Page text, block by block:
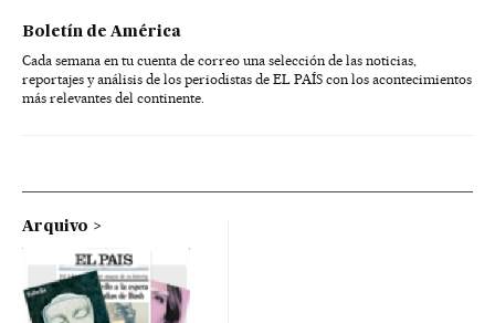
Boletín de América
Cada semana en tu cuenta de correo una selección de las noticias,
reportajes y análisis de los periodistas de EL PAÍS con los acontecimientos
más relevantes del continente.
Arquivo